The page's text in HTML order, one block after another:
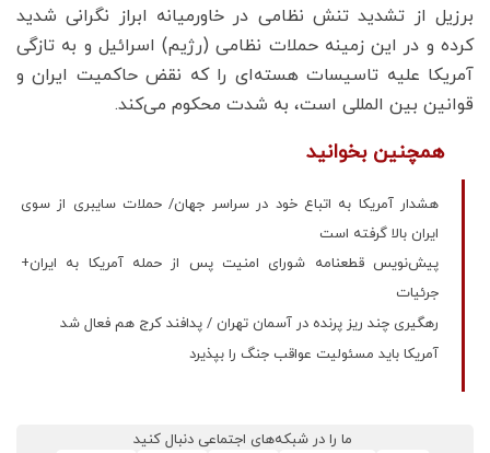
برزیل از تشدید تنش نظامی در خاورمیانه ابراز نگرانی شدید
کرده و در این زمینه حملات نظامی (رژیم) اسرائیل و به تازگی
آمریکا علیه تاسیسات هسته‌ای را که نقض حاکمیت ایران و
قوانین بین المللی است، به شدت محکوم می‌کند.
همچنین بخوانید
هشدار آمریکا به اتباع خود در سراسر جهان/ حملات سایبری از سوی
ایران بالا گرفته است
پیش‌نویس قطعنامه شورای امنیت پس از حمله آمریکا به ایران+
جرئیات
رهگیری چند ریز پرنده در آسمان تهران / پدافند کرج هم فعال شد
آمریکا باید مسئولیت عواقب جنگ را بپذیرد
ما را در شبکه‌های اجتماعی دنبال کنید